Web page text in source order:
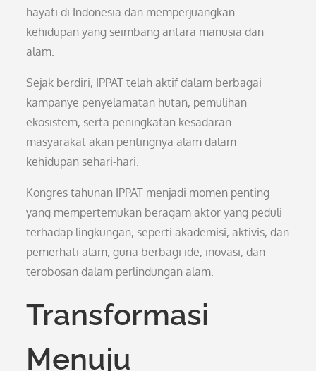
hayati di Indonesia dan memperjuangkan
kehidupan yang seimbang antara manusia dan
alam.
Sejak berdiri, IPPAT telah aktif dalam berbagai
kampanye penyelamatan hutan, pemulihan
ekosistem, serta peningkatan kesadaran
masyarakat akan pentingnya alam dalam
kehidupan sehari-hari.
Kongres tahunan IPPAT menjadi momen penting
yang mempertemukan beragam aktor yang peduli
terhadap lingkungan, seperti akademisi, aktivis, dan
pemerhati alam, guna berbagi ide, inovasi, dan
terobosan dalam perlindungan alam.
Transformasi
Menuju